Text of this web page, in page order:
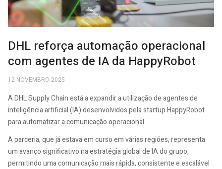
DHL reforça automação operacional
com agentes de IA da HappyRobot
12 NOVEMBRO 2025
A DHL Supply Chain está a expandir a utilização de agentes de
inteligência artificial (IA) desenvolvidos pela startup HappyRobot
para automatizar a comunicação operacional.
A parceria, que já estava em curso em várias regiões, representa
um avanço significativo na estratégia global de IA do grupo,
permitindo uma comunicação mais rápida, consistente e escalável